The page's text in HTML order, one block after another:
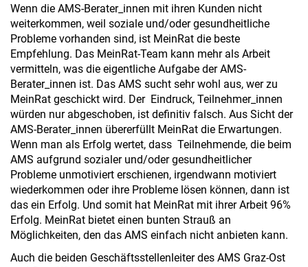
Wenn die AMS-Berater_innen mit ihren Kunden nicht
weiterkommen, weil soziale und/oder gesundheitliche
Probleme vorhanden sind, ist MeinRat die beste
Empfehlung. Das MeinRat-Team kann mehr als Arbeit
vermitteln, was die eigentliche Aufgabe der AMS-
Berater_innen ist. Das AMS sucht sehr wohl aus, wer zu
MeinRat geschickt wird. Der Eindruck, Teilnehmer_innen
würden nur abgeschoben, ist definitiv falsch. Aus Sicht der
AMS-Berater_innen übererfüllt MeinRat die Erwartungen.
Wenn man als Erfolg wertet, dass Teilnehmende, die beim
AMS aufgrund sozialer und/oder gesundheitlicher
Probleme unmotiviert erschienen, irgendwann motiviert
wiederkommen oder ihre Probleme lösen können, dann ist
das ein Erfolg. Und somit hat MeinRat mit ihrer Arbeit 96%
Erfolg. MeinRat bietet einen bunten Strauß an
Möglichkeiten, den das AMS einfach nicht anbieten kann.
Auch die beiden Geschäftsstellenleiter des AMS Graz-Ost